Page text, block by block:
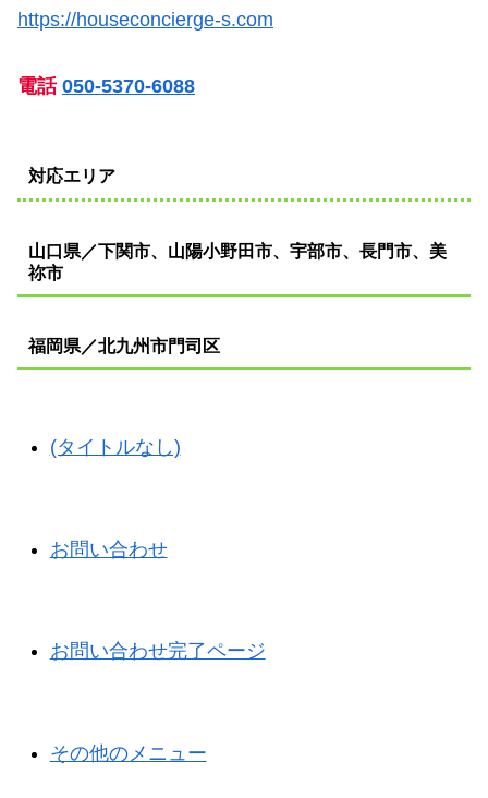
https://houseconcierge-s.com
電話 050-5370-6088
対応エリア
山口県／下関市、山陽小野田市、宇部市、長門市、美
祢市
福岡県／北九州市門司区
(タイトルなし)
お問い合わせ
お問い合わせ完了ページ
その他のメニュー